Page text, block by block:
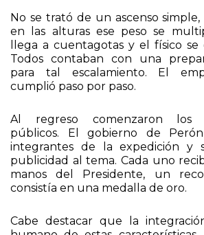
No se trató de un ascenso
en las alturas ese peso se
llega a cuentagotas y el físico se
Todos contaban con una
para tal escalamiento. El
Al regreso comenzaron los
públicos. El gobierno de
integrantes de la expedición y
publicidad al tema. Cada uno
manos del Presidente, un